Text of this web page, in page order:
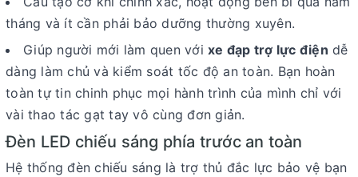
tháng và ít cần phải bảo dưỡng thường xuyên.
Giúp người mới làm quen với xe đạp trợ lực điện dễ
dàng làm chủ và kiểm soát tốc độ an toàn. Bạn hoàn
toàn tự tin chinh phục mọi hành trình của mình chỉ với
vài thao tác gạt tay vô cùng đơn giản.
Đèn LED chiếu sáng phía trước an toàn
Hệ thống đèn chiếu sáng là trợ thủ đắc lực bảo vệ bạn